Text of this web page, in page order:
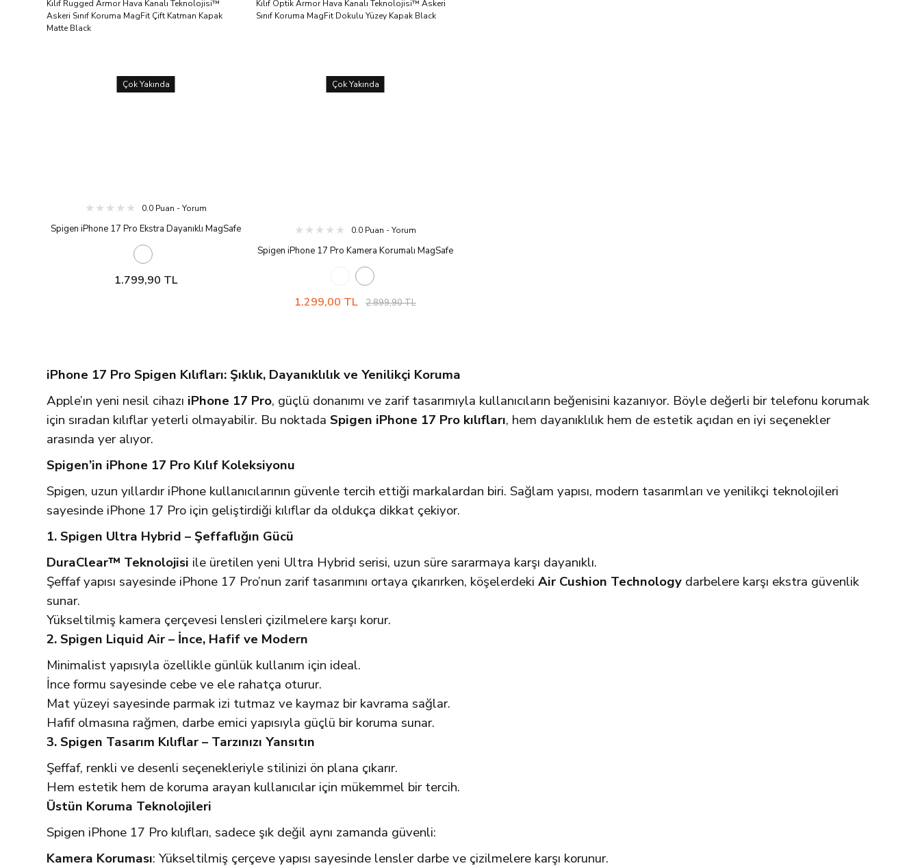
Çok Yakında
0.0 Puan - Yorum
Spigen iPhone 17 Pro Ekstra Dayanıklı MagSafe
Kılıf Rugged Armor Hava Kanalı Teknolojisi™
Askeri Sınıf Koruma MagFit Çift Katman Kapak
1.799,90 TL
Çok Yakında
0.0 Puan - Yorum
Spigen iPhone 17 Pro Kamera Korumalı MagSafe
Kılıf Optik Armor Hava Kanalı Teknolojisi™ Askeri
Sınıf Koruma MagFit Dokulu Yüzey Kapak Black
1.299,00 TL 2.899,90 TL
iPhone 17 Pro Spigen Kılıfları: Şıklık, Dayanıklılık ve Yenilikçi Koruma
Apple’ın yeni nesil cihazı iPhone 17 Pro, güçlü donanımı ve zarif tasarımıyla kullanıcıların beğenisini kazanıyor. Böyle değerli bir telefonu korumak
için sıradan kılıflar yeterli olmayabilir. Bu noktada Spigen iPhone 17 Pro kılıfları, hem dayanıklılık hem de estetik açıdan en iyi seçenekler
arasında yer alıyor.
Spigen’in iPhone 17 Pro Kılıf Koleksiyonu
Spigen, uzun yıllardır iPhone kullanıcılarının güvenle tercih ettiği markalardan biri. Sağlam yapısı, modern tasarımları ve yenilikçi teknolojileri
sayesinde iPhone 17 Pro için geliştirdiği kılıflar da oldukça dikkat çekiyor.
1. Spigen Ultra Hybrid – Şeffaflığın Gücü
DuraClear™ Teknolojisi ile üretilen yeni Ultra Hybrid serisi, uzun süre sararmaya karşı dayanıklı.
Şeffaf yapısı sayesinde iPhone 17 Pro’nun zarif tasarımını ortaya çıkarırken, köşelerdeki Air Cushion Technology darbelere karşı ekstra güvenlik
sunar.
Yükseltilmiş kamera çerçevesi lensleri çizilmelere karşı korur.
2. Spigen Liquid Air – İnce, Hafif ve Modern
Minimalist yapısıyla özellikle günlük kullanım için ideal.
İnce formu sayesinde cebe ve ele rahatça oturur.
Mat yüzeyi sayesinde parmak izi tutmaz ve kaymaz bir kavrama sağlar.
Hafif olmasına rağmen, darbe emici yapısıyla güçlü bir koruma sunar.
3. Spigen Tasarım Kılıflar – Tarzınızı Yansıtın
Şeffaf, renkli ve desenli seçenekleriyle stilinizi ön plana çıkarır.
Hem estetik hem de koruma arayan kullanıcılar için mükemmel bir tercih.
Üstün Koruma Teknolojileri
Spigen iPhone 17 Pro kılıfları, sadece şık değil aynı zamanda güvenli:
Kamera Koruması: Yükseltilmiş çerçeve yapısı sayesinde lensler darbe ve çizilmelere karşı korunur.